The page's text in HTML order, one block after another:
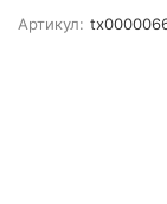
Артикул: